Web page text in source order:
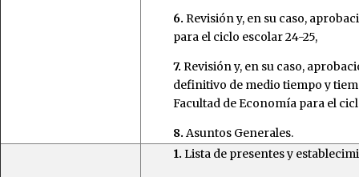
6. Revisión y, en su caso,
para el ciclo escolar 24-25,
7. Revisión y, en su caso,
definitivo de medio tiempo y
Facultad de Economía para el
8. Asuntos Generales.
1. Lista de presentes y